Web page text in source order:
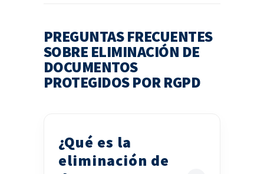
PREGUNTAS FRECUENTES
SOBRE ELIMINACIÓN DE
DOCUMENTOS
PROTEGIDOS POR RGPD
¿Qué es la
eliminación de